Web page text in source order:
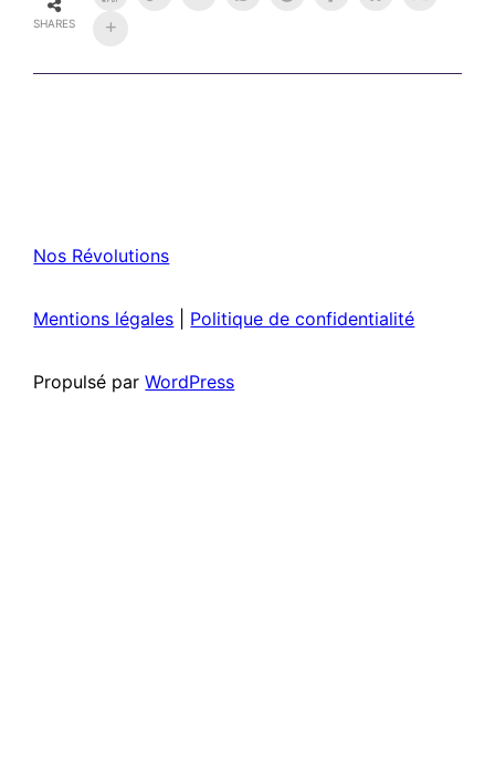
SHARES
Nos Révolutions
Mentions légales Politique de confidentialité
Propulsé parWordPress